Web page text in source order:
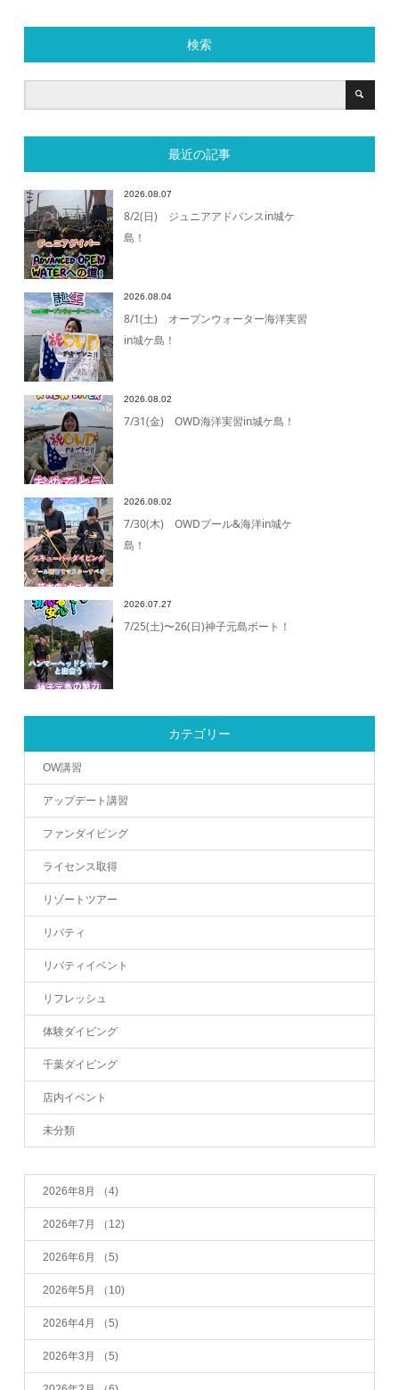
検索
最近の記事
2026.08.07
8/2(日) ジュニアアドバンスin城ケ
島！
2026.08.04
8/1(土) オープンウォーター海洋実習
in城ケ島！
2026.08.02
7/31(金) OWD海洋実習in城ケ島！
2026.08.02
7/30(木) OWDプール&海洋in城ケ
島！
2026.07.27
7/25(土)〜26(日)神子元島ボート！
カテゴリー
OW講習
アップデート講習
ファンダイビング
ライセンス取得
リゾートツアー
リバティ
リバティイベント
リフレッシュ
体験ダイビング
千葉ダイビング
店内イベント
未分類
2026年8月 （4)
2026年7月 （12)
2026年6月 （5)
2026年5月 （10)
2026年4月 （5)
2026年3月 （5)